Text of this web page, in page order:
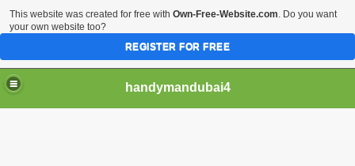
handymandubai4
This website was created for free with Own-Free-Website.com. Do you want
your own website too?
REGISTER FOR FREE